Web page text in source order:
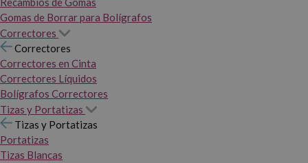
Gomas de Borrar para Bolígrafos
Correctores
Correctores
Correctores en Cinta
Correctores Líquidos
Bolígrafos Correctores
Tizas y Portatizas
Tizas y Portatizas
Portatizas
Tizas Blancas